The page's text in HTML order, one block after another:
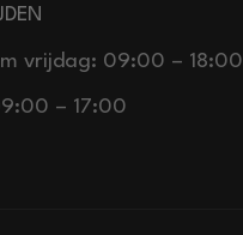
vrijdag: 09:00 – 18:00
– 17:00